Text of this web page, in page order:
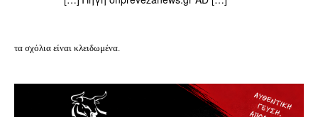
τα σχόλια είναι κλειδωμένα.